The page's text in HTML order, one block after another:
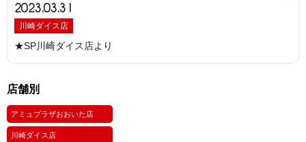
2023.03.31
川崎ダイス店
★SP川崎ダイス店より
店舗別
アミュプラザおおいた店
川崎ダイス店